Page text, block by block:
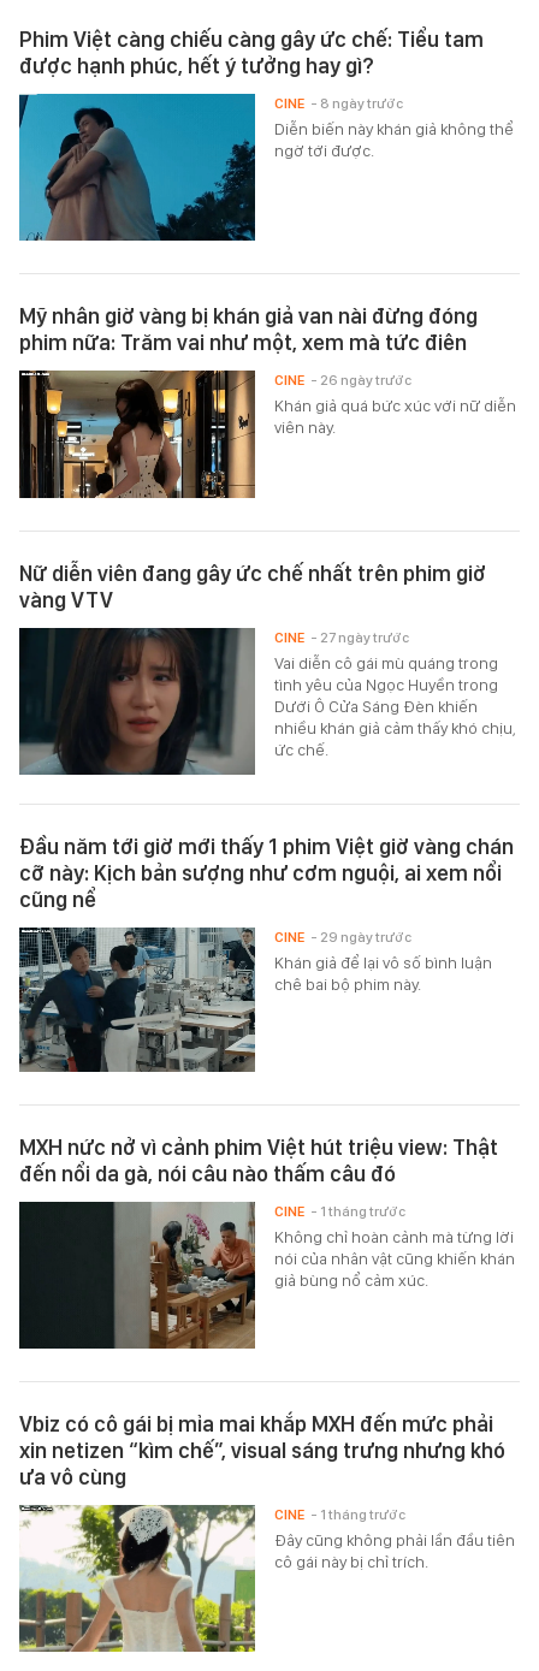
Phim Việt càng chiếu càng gây ức chế: Tiểu tam
được hạnh phúc, hết ý tưởng hay gì?
Diễn biến này khán giả không thể
ngờ tới được.
CINE - 8 ngày trước
Mỹ nhân giờ vàng bị khán giả van nài đừng đóng
phim nữa: Trăm vai như một, xem mà tức điên
Khán giả quá bức xúc với nữ diễn
viên này.
CINE - 26 ngày trước
Nữ diễn viên đang gây ức chế nhất trên phim giờ
vàng VTV
Vai diễn cô gái mù quáng trong
tình yêu của Ngọc Huyền trong
Dưới Ô Cửa Sáng Đèn khiến
nhiều khán giả cảm thấy khó chịu,
ức chế.
CINE - 27 ngày trước
Đầu năm tới giờ mới thấy 1 phim Việt giờ vàng chán
cỡ này: Kịch bản sượng như cơm nguội, ai xem nổi
cũng nể
Khán giả để lại vô số bình luận
chê bai bộ phim này.
CINE - 29 ngày trước
MXH nức nở vì cảnh phim Việt hút triệu view: Thật
đến nổi da gà, nói câu nào thấm câu đó
Không chỉ hoàn cảnh mà từng lời
nói của nhân vật cũng khiến khán
giả bùng nổ cảm xúc.
CINE - 1 tháng trước
Vbiz có cô gái bị mỉa mai khắp MXH đến mức phải
xin netizen “kìm chế”, visual sáng trưng nhưng khó
ưa vô cùng
Đây cũng không phải lần đầu tiên
cô gái này bị chỉ trích.
CINE - 1 tháng trước